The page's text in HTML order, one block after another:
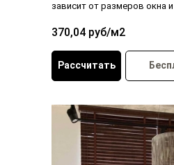
зависит от размеров окна
Рассчитать
370,04 руб/м2